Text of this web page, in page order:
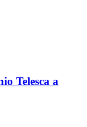
Telesca a